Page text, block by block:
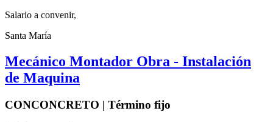
Salario a convenir,
Santa María
Mecánico Montador Obra - Instalación
de Maquina
CONCONCRETO | Término fijo